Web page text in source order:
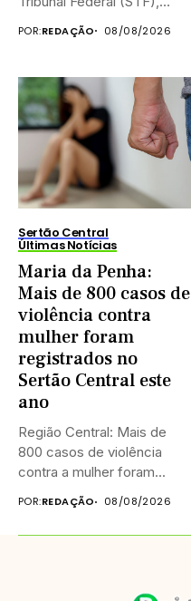
POR:REDAÇÃO 08/08/2026
Sertão Central
Últimas Notícias
Maria da Penha:
Mais de 800 casos de
violência contra
mulher foram
registrados no
Sertão Central este
ano
Região Central: Mais de
800 casos de violência
contra a mulher foram...
POR:REDAÇÃO 08/08/2026